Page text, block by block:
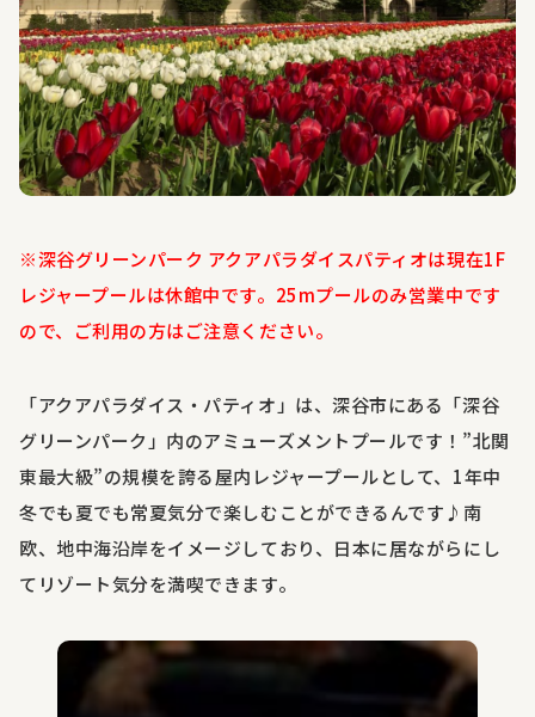
※深谷グリーンパーク アクアパラダイスパティオは現在1F
レジャープールは休館中です。25mプールのみ営業中です
ので、ご利用の方はご注意ください。
「アクアパラダイス・パティオ」は、深谷市にある「深谷
グリーンパーク」内のアミューズメントプールです！”北関
東最大級”の規模を誇る屋内レジャープールとして、 1年中
冬でも夏でも常夏気分で楽しむことができるんです ♪ 南
欧、地中海沿岸をイメージしており、日本に居ながらにし
てリゾート気分を満喫できます。